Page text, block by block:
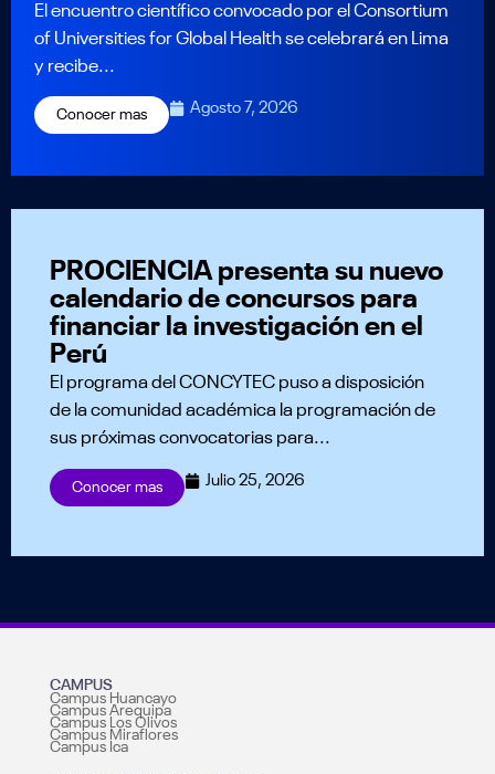
El encuentro científico convocado por el Consortium
of Universities for Global Health se celebrará en Lima
y recibe...
Conocer mas Agosto 7, 2026
PROCIENCIA presenta su nuevo
calendario de concursos para
financiar la investigación en el
Perú
El programa del CONCYTEC puso a disposición
de la comunidad académica la programación de
sus próximas convocatorias para...
Conocer mas Julio 25, 2026
CAMPUS
Campus Huancayo
Campus Arequipa
Campus Los Olivos
Campus Miraflores
Campus Ica